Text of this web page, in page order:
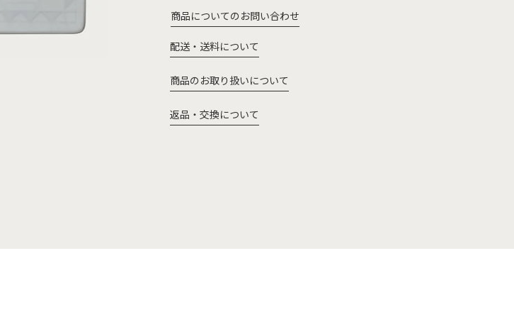
商品についてのお問い合わせ
配送・送料について
商品のお取り扱いについて
返品・交換について